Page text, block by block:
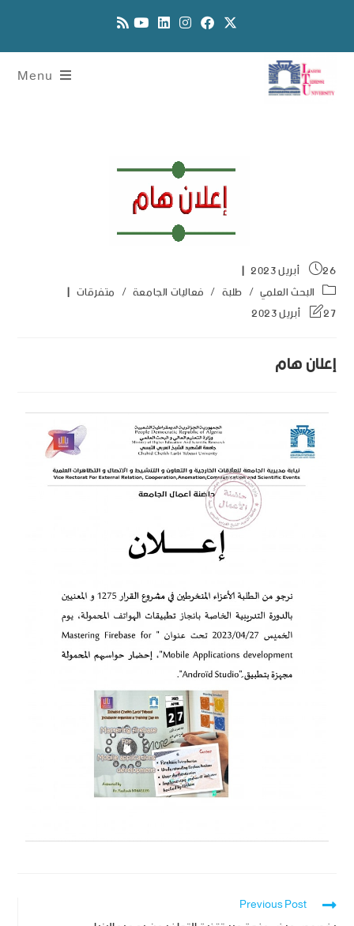
Menu
26 أبريل 2023
البحث العلمي / طلبة / فعاليات الجامعة / متفرقات
27 أبريل 2023
إعلان هام
Previous Post